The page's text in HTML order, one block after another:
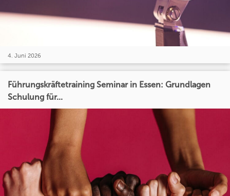
4. Juni 2026
Führungskräftetraining Seminar in Essen: Grundlagen
Schulung für...